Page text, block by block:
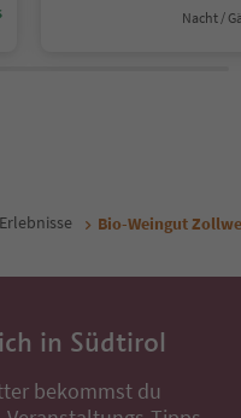
Nacht /
Bio-Weingut
in Südtirol
bekommst du